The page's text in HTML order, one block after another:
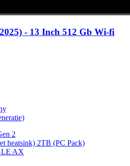
- 13 Inch 512 Gb Wi-fi
2
heatsink) 2TB (PC Pack)
AX